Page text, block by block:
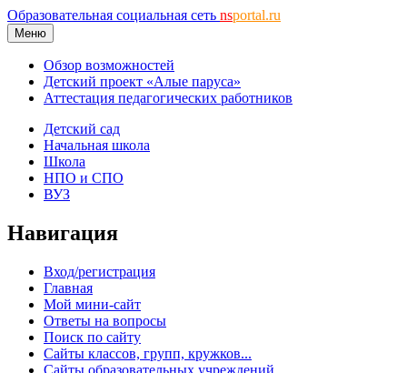
Образовательная социальная сеть nsportal.ru
Меню
Обзор возможностей
Детский проект «Алые паруса»
Аттестация педагогических работников
Детский сад
Начальная школа
Школа
НПО и СПО
ВУЗ
Навигация
Вход/регистрация
Главная
Мой мини-сайт
Ответы на вопросы
Поиск по сайту
Сайты классов, групп, кружков...
Сайты образовательных учреждений